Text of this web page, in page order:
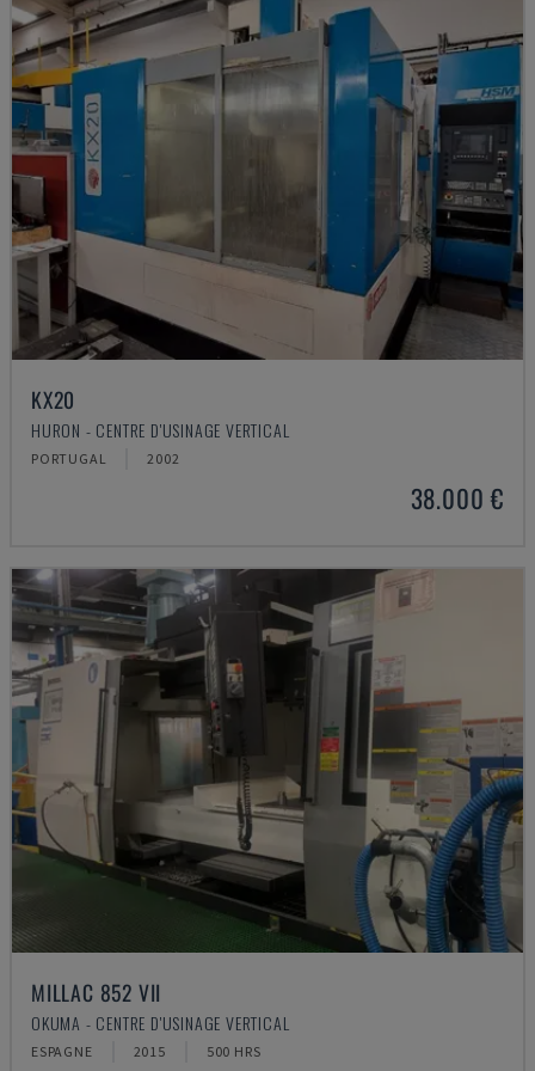
KX20
HURON - CENTRE D'USINAGE VERTICAL
PORTUGAL 2002
38.000 €
MILLAC 852 VII
OKUMA - CENTRE D'USINAGE VERTICAL
ESPAGNE 2015 500 HRS